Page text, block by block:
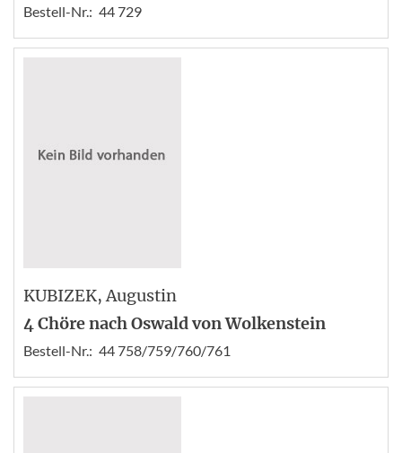
Bestell-Nr.: 44 729
KUBIZEK, Augustin
4 Chöre nach Oswald von Wolkenstein
Bestell-Nr.: 44 758/759/760/761